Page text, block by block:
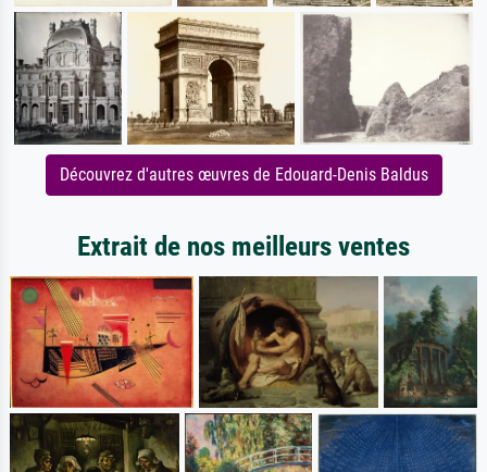
Découvrez d'autres œuvres de Edouard-Denis Baldus
Extrait de nos meilleurs ventes